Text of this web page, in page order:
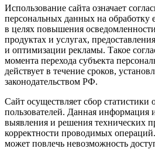
Использование сайта означает
персональных данных на обработку
в целях повышения
продуктах и услугах,
и оптимизации рекламы. Такое
момента перехода субъекта
действует в течение сроков,
законодательством РФ.
Сайт осуществляет сбор статистики
пользователей. Данная информация
выявления и решения технических
корректности проводимых
может повлечь невозможность